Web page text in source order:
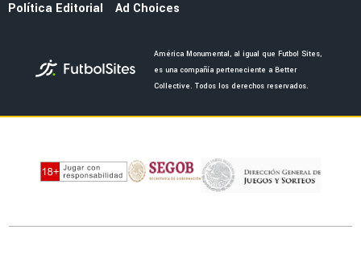
Edson Álvarez volvió a jugar con West Ham y
ya definió su futuro tras el Mundial